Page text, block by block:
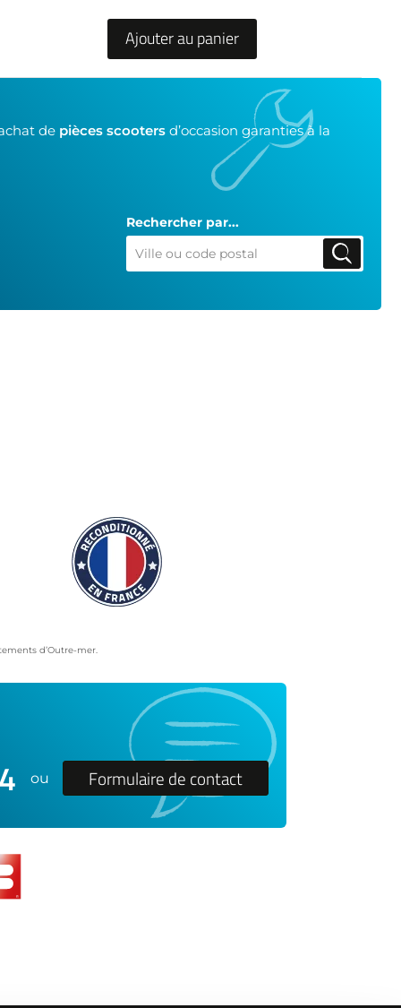
Ajouter au panier
de pièces scooters d’occasion garanties à la
Rechercher par...
d’Outre-mer.
ou Formulaire de contact